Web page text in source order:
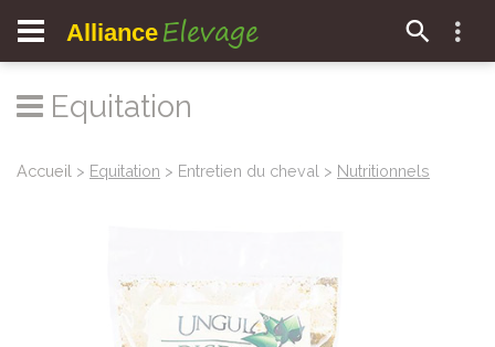
Alliance Elevage
Equitation
Accueil > Equitation > Entretien du cheval > Nutritionnels